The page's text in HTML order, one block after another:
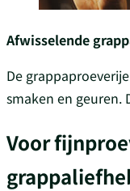
Afwisselende
De
smaken en geuren.
Voor